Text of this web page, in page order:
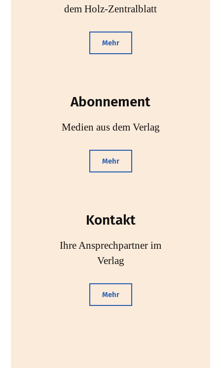
dem Holz-Zentralblatt
Mehr
Abonnement
Medien aus dem Verlag
Mehr
Kontakt
Ihre Ansprechpartner im
Verlag
Mehr